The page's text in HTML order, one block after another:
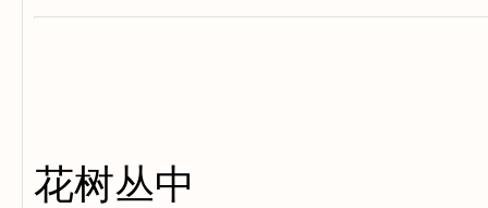
花树丛中